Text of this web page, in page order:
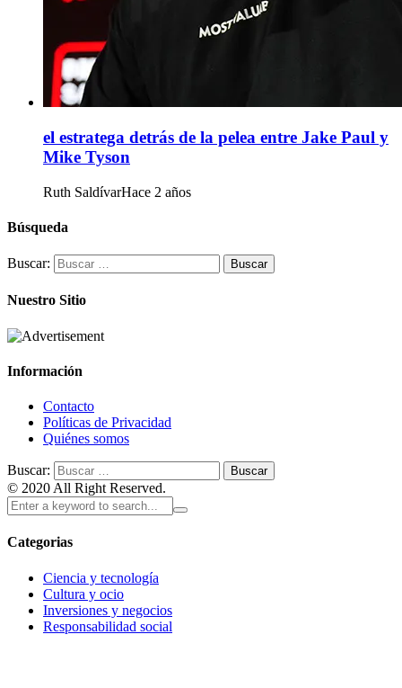
el estratega detrás de la pelea entre Jake Paul y
Mike Tyson
Ruth SaldívarHace 2 años
Búsqueda
Buscar:
Nuestro Sitio
Información
Contacto
Políticas de Privacidad
Quiénes somos
Buscar:
© 2020 All Right Reserved.
Categorias
Ciencia y tecnología
Cultura y ocio
Inversiones y negocios
Responsabilidad social